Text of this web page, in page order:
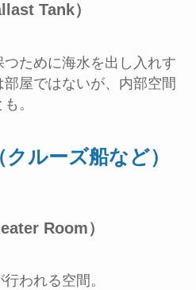
Tank）
ために海水を出し入れす
屋ではないが、内部空間
。
ルーズ船など）
Room）
われる空間。